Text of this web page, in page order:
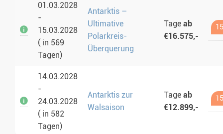
01.03.2028
-
15.03.2028
( in 569
Tagen)
Antarktis –
Ultimative
Polarkreis-
Überquerung
Tage ab
€16.575,-
14.03.2028
-
24.03.2028
( in 582
Tagen)
Antarktis zur
Walsaison
Tage ab
€12.899,-